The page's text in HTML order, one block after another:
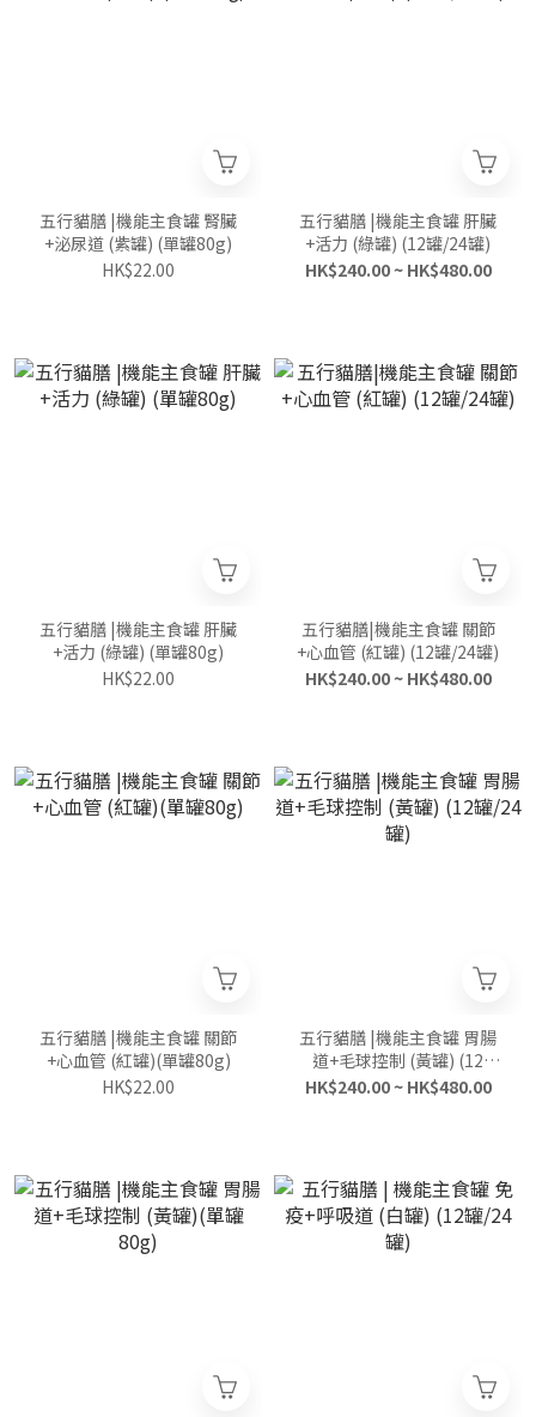
五行貓膳 |機能主食罐 腎臟
+泌尿道 (紫罐) (單罐80g)
HK$22.00
五行貓膳 |機能主食罐 肝臟
+活力 (綠罐) (12罐/24罐)
HK$240.00 ~ HK$480.00
五行貓膳 |機能主食罐 肝臟
+活力 (綠罐) (單罐80g)
HK$22.00
五行貓膳|機能主食罐 關節
+心血管 (紅罐) (12罐/24罐)
HK$240.00 ~ HK$480.00
五行貓膳 |機能主食罐 關節
+心血管 (紅罐)(單罐80g)
HK$22.00
五行貓膳 |機能主食罐 胃腸
道+毛球控制 (黃罐) (12
罐/24罐)
HK$240.00 ~ HK$480.00